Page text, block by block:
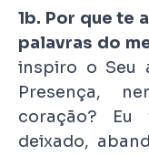
1b. Por que te
palavras do
inspiro o Seu
Presença,
coração? Eu
deixado,